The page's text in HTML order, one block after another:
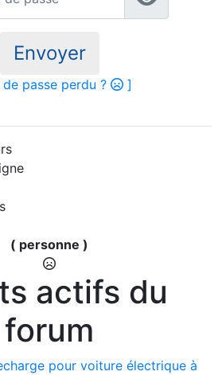
Envoyer
passe perdu ? ]
( personne )
actifs du
forum
pour voiture électrique à